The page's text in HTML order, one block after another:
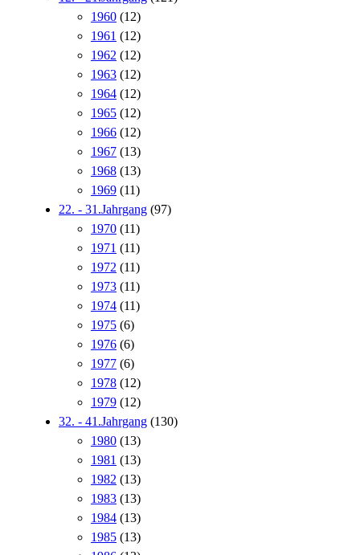
1960 (12)
1961 (12)
1962 (12)
1963 (12)
1964 (12)
1965 (12)
1966 (12)
1967 (13)
1968 (13)
1969 (11)
22. - 31.Jahrgang (97)
1970 (11)
1971 (11)
1972 (11)
1973 (11)
1974 (11)
1975 (6)
1976 (6)
1977 (6)
1978 (12)
1979 (12)
32. - 41.Jahrgang (130)
1980 (13)
1981 (13)
1982 (13)
1983 (13)
1984 (13)
1985 (13)